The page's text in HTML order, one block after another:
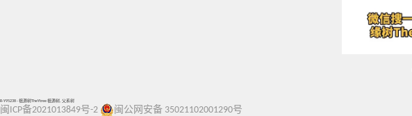
R-Y95238 - 祖源树TheYtree 祖源树, 父系树
闽ICP备2021013849号-2 闽公网安备 35021102001290号